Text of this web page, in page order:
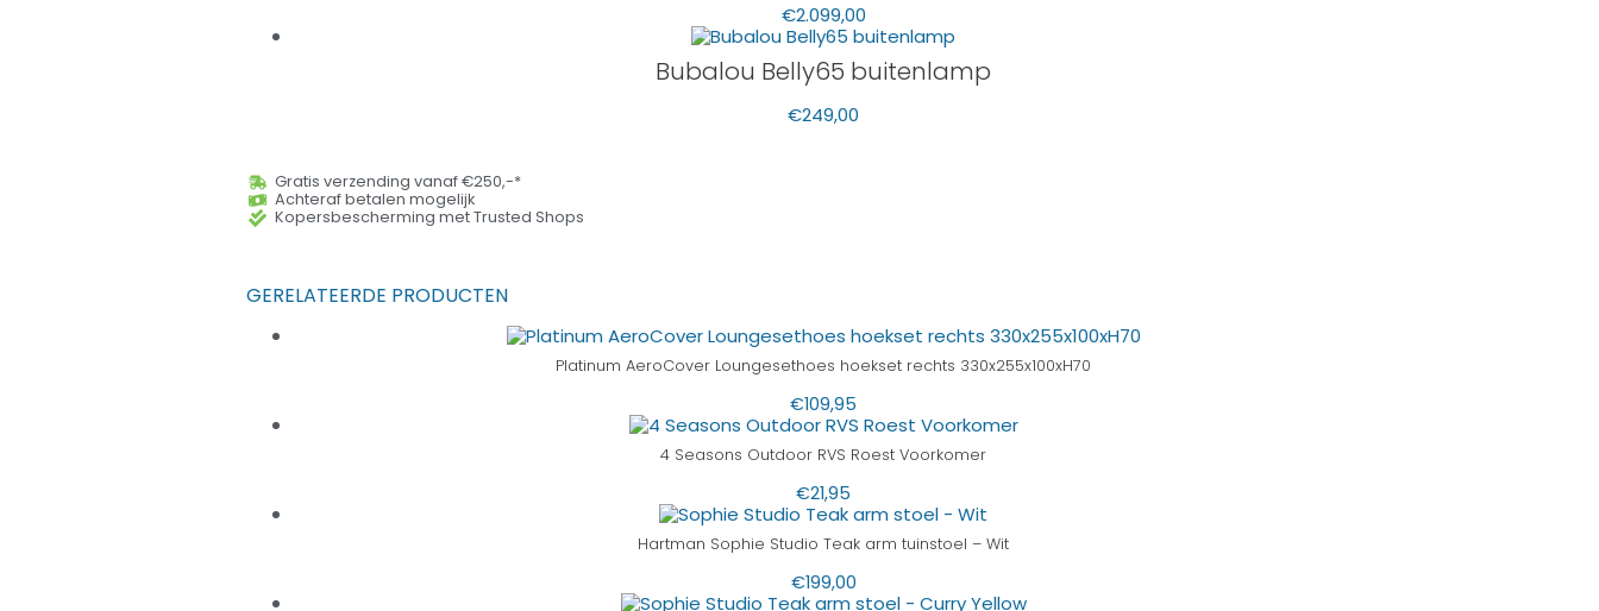
€2.099,00
Bubalou Belly65 buitenlamp
€249,00
Gratis verzending vanaf €250,-*
Achteraf betalen mogelijk
Kopersbescherming met Trusted Shops
GERELATEERDE PRODUCTEN
Platinum AeroCover Loungesethoes hoekset rechts 330x255x100xH70
€109,95
4 Seasons Outdoor RVS Roest Voorkomer
€21,95
Hartman Sophie Studio Teak arm tuinstoel – Wit
€199,00